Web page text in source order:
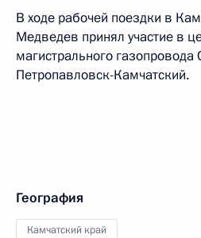
В ходе рабочей поездки в
Медведев принял участие в
магистрального
Петропавловск-Камчатский.
География
Камчатский край